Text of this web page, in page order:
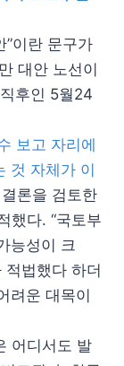
”이란 문구가
대안 노선이
후인 5월24
보고 자리에
것 자체가 이
론을 검토한
했다. “국토부
능성이 크
적법했다 하더
려운 대목이
어디서도 발